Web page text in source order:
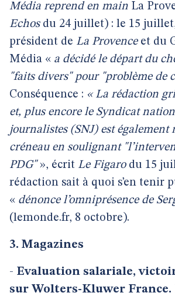
Média reprend en main La
Echosdu 24 juillet) : le 15
président de La Provenceet du
Média « a décidé le départ du
"faits divers" pour "problème de
Conséquence : « La rédaction
et, plus encore le Syndicat
journalistes (SNJ) est également
créneau en soulignant
PDG"», écrit Le Figarodu 15
rédaction sait à quoi s’en tenir
« dénonce l’omniprésence de
(lemonde.fr, 8 octobre).
3. Magazines
- Evaluation salariale,
sur Wolters-Kluwer France.